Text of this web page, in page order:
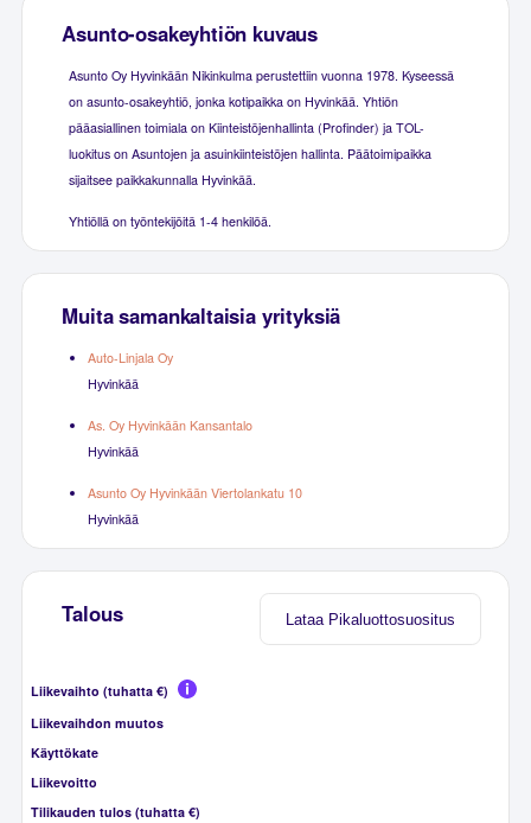
Asunto-osakeyhtiön kuvaus
Asunto Oy Hyvinkään Nikinkulma perustettiin vuonna 1978. Kyseessä
on asunto-osakeyhtiö, jonka kotipaikka on Hyvinkää. Yhtiön
pääasiallinen toimiala on Kiinteistöjenhallinta (Profinder) ja TOL-
luokitus on Asuntojen ja asuinkiinteistöjen hallinta. Päätoimipaikka
sijaitsee paikkakunnalla Hyvinkää.
Yhtiöllä on työntekijöitä 1-4 henkilöä.
Muita samankaltaisia yrityksiä
Auto-Linjala Oy
Hyvinkää
As. Oy Hyvinkään Kansantalo
Hyvinkää
Asunto Oy Hyvinkään Viertolankatu 10
Hyvinkää
Lataa Pikaluottosuositus
Talous
Liikevaihto (tuhatta €)
Liikevaihdon muutos
Käyttökate
Liikevoitto
Tilikauden tulos (tuhatta €)